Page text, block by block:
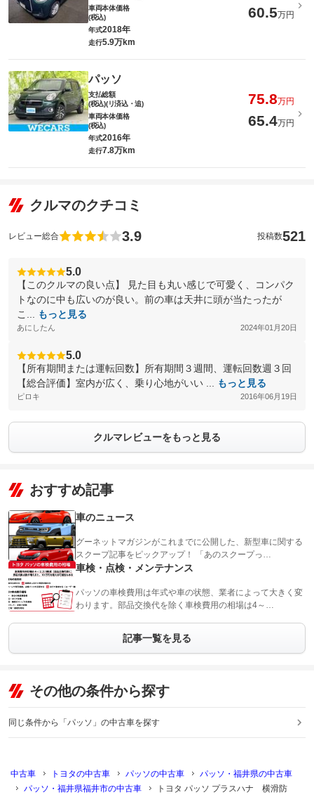
車両本体価格
(税込)
60.5万円
年式2018年
走行5.9万km
パッソ
支払総額
(税込)(リ済込・追)
75.8万円
車両本体価格
(税込)
65.4万円
年式2016年
走行7.8万km
クルマのクチコミ
レビュー総合 3.9 投稿数521
5.0
【このクルマの良い点】 見た目も丸い感じで可愛く、コンパク
トなのに中も広いのが良い。前の車は天井に頭が当たったが
こ...
もっと見る
あにしたん 2024年01月20日
5.0
【所有期間または運転回数】所有期間３週間、運転回数週３回
【総合評価】室内が広く、乗り心地がいい ...
もっと見る
ピロキ 2016年06月19日
クルマレビューをもっと見る
おすすめ記事
車のニュース
グーネットマガジンがこれまでに公開した、新型車に関する
スクープ記事をピックアップ！ 「あのスクープっ…
車検・点検・メンテナンス
パッソの車検費用は年式や車の状態、業者によって大きく変
わります。部品交換代を除く車検費用の相場は4～…
記事一覧を見る
その他の条件から探す
同じ条件から「パッソ」の中古車を探す
中古車 トヨタの中古車 パッソの中古車
パッソ・福井県の中古車
パッソ・福井県福井市の中古車
トヨタ パッソ プラスハナ 横滑防